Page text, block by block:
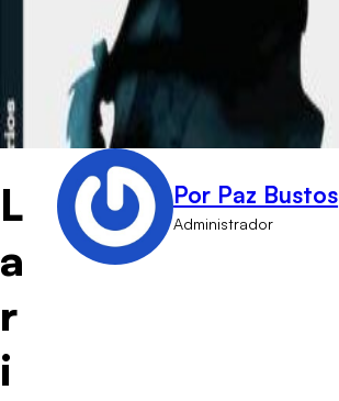
L
a
r
i
Por Paz Bustos
Administrador